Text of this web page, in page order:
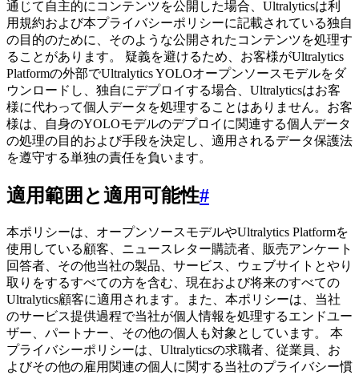
通じて自主的にコンテンツを公開した場合、Ultralyticsは利
用規約および本プライバシーポリシーに記載されている独自
の目的のために、そのような公開されたコンテンツを処理す
ることがあります。 疑義を避けるため、お客様がUltralytics
Platformの外部でUltralytics YOLOオープンソースモデルをダ
ウンロードし、独自にデプロイする場合、Ultralyticsはお客
様に代わって個人データを処理することはありません。お客
様は、自身のYOLOモデルのデプロイに関連する個人データ
の処理の目的および手段を決定し、適用されるデータ保護法
を遵守する単独の責任を負います。
適用範囲と適用可能性#
本ポリシーは、オープンソースモデルやUltralytics Platformを
使用している顧客、ニュースレター購読者、販売アンケート
回答者、その他当社の製品、サービス、ウェブサイトとやり
取りをするすべての方を含む、現在および将来のすべての
Ultralytics顧客に適用されます。また、本ポリシーは、当社
のサービス提供過程で当社が個人情報を処理するエンドユー
ザー、パートナー、その他の個人も対象としています。 本
プライバシーポリシーは、Ultralyticsの求職者、従業員、お
よびその他の雇用関連の個人に関する当社のプライバシー慣